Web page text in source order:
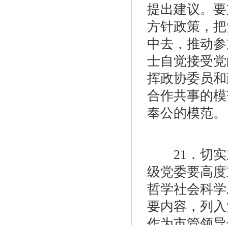
提出建议。
方针政策，
中去，推动
士自觉接受
挥政协委员
合作共事的
奉公的模范。
21．切实
级党委要高
哲学社会科
要内容，列